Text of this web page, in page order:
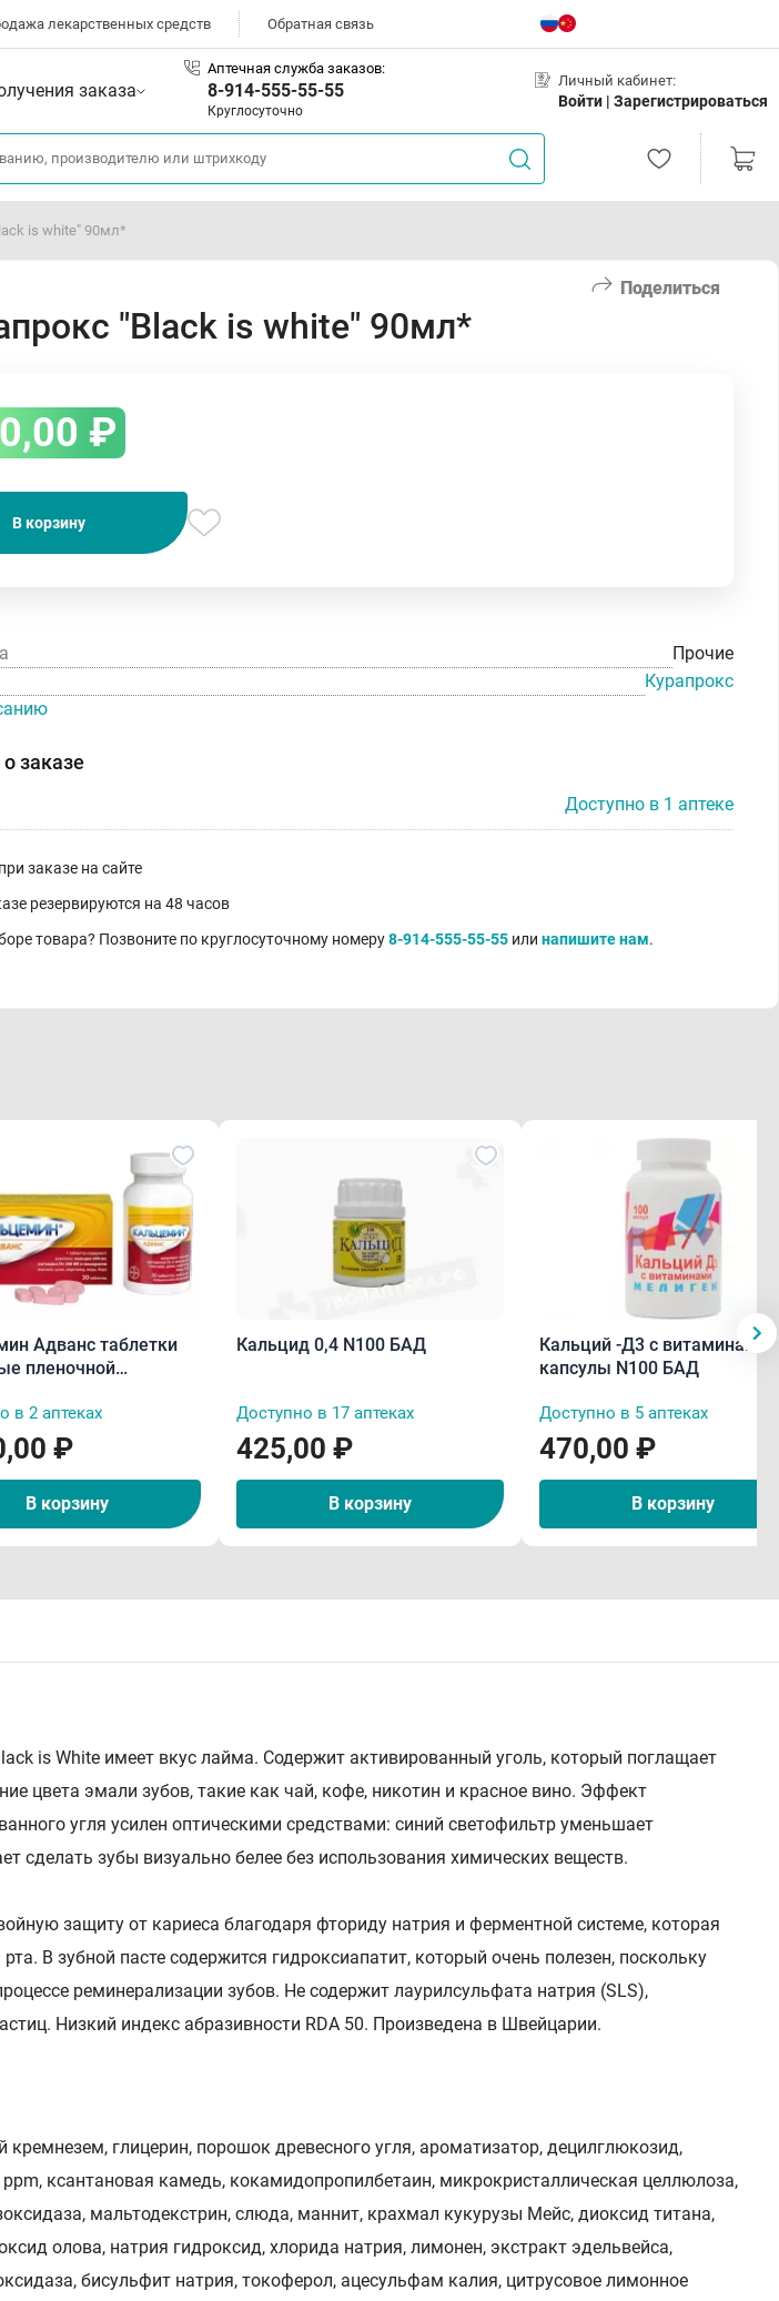
лекарственных средств Обратная связь
заказа
Аптечная служба заказов:
8-914-555-55-55
Круглосуточно
Личный кабинет:
Войти | Зарегистрироваться
is white" 90мл*
Поделиться
"Black is white" 90мл*
₽
В корзину
Прочие
Курапрокс
заказе
Доступно в 1 аптеке
заказе на сайте
резервируются на 48 часов
товара? Позвоните по круглосуточному номеру8-914-555-55-55 или напишите нам.
Адванс таблетки
пленочной
в 2 аптеках
₽
В корзину
Кальцид 0,4 N100 БАД
Доступно в 17 аптеках
425,00 ₽
В корзину
Кальций -Д3 с витаминами
капсулы N100 БАД
Доступно в 5 аптеках
470,00 ₽
В корзину
is White имеет вкус лайма. Cодержит активированный уголь, который поглащает
цвета эмали зубов, такие как чай, кофе, никотин и красное вино. Эффект
угля усилен оптическими средствами: синий светофильтр уменьшает
сделать зубы визуально белее без использования химических веществ.
защиту от кариеса благодаря фториду натрия и ферментной системе, которая
В зубной пасте содержится гидроксиапатит, который очень полезен, поскольку
реминерализации зубов. Не содержит лаурилсульфата натрия (SLS),
Низкий индекс абразивности RDA 50. Произведена в Швейцарии.
кремнезем, глицерин, порошок древесного угля, ароматизатор, децилглюкозид,
ксантановая камедь, кокамидопропилбетаин, микрокристаллическая целлюлоза,
мальтодекстрин, слюда, маннит, крахмал кукурузы Мейс, диоксид титана,
олова, натрия гидроксид, хлорида натрия, лимонен, экстракт эдельвейса,
бисульфит натрия, токоферол, ацесульфам калия, цитрусовое лимонное